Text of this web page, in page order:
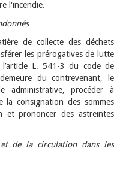
l'incendie.
de collecte des déchets
les prérogatives de lutte
L. 541-3 du code de
du contrevenant, le
administrative, procéder à
la consignation des sommes
et prononcer des astreintes
et de la circulation dans les